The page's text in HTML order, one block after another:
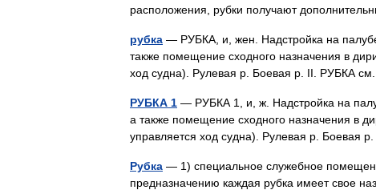
расположения, рубки получают
рубка — РУБКА, и, жен. Надстройка на
также помещение сходного назначения в
ход судна). Рулевая р. Боевая р. II. РУБКА
РУБКА 1 — РУБКА 1, и, ж. Надстройка на
а также помещение сходного назначения в
управляется ход судна). Рулевая р. Боевая
Рубка — 1) специальное служебное
предназначению каждая рубка имеет свое